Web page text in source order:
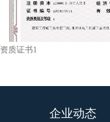
资质证书1
企业动态